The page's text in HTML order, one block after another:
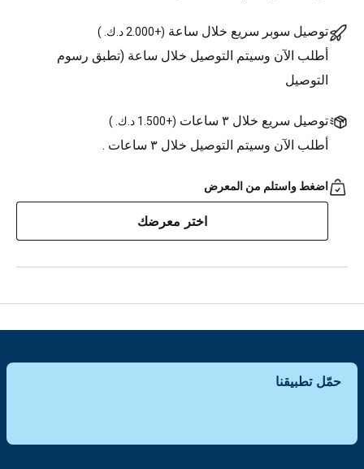
توصيل سوبر سريع خلال ساعة (+2.000 د.ك. )
أطلب الآن وسيتم التوصيل خلال ساعة (تطبق رسوم
التوصيل
توصيل سريع خلال ٣ ساعات (+1.500 د.ك. )
أطلب الآن وسيتم التوصيل خلال ٣ ساعات .
اضغط واستلم من المعرض
اختر معرضك
حمّل تطبيقنا